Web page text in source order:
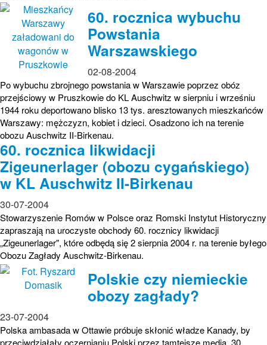
60. rocznica wybuchu
Powstania
Warszawskiego
02-08-2004
Po wybuchu zbrojnego powstania w Warszawie poprzez obóz
przejściowy w Pruszkowie do KL Auschwitz w sierpniu i wrześniu
1944 roku deportowano blisko 13 tys. aresztowanych mieszkańców
Warszawy: mężczyzn, kobiet i dzieci. Osadzono ich na terenie
obozu Auschwitz II-Birkenau.
60. rocznica likwidacji
Zigeunerlager (obozu cygańskiego)
w KL Auschwitz II-Birkenau
30-07-2004
Stowarzyszenie Romów w Polsce oraz Romski Instytut Historyczny
zapraszają na uroczyste obchody 60. rocznicy likwidacji
„Zigeunerlager", które odbędą się 2 sierpnia 2004 r. na terenie byłego
Obozu Zagłady Auschwitz-Birkenau.
Polskie czy niemieckie
obozy zagłady?
23-07-2004
Polska ambasada w Ottawie próbuje skłonić władze Kanady, by
przeciwdziałały oczernianiu Polski przez tamtejsze media. 30